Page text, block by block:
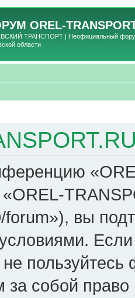
OREL-
ТРАНСПОРТ | Неофициальный форум
области
вы
не
собой